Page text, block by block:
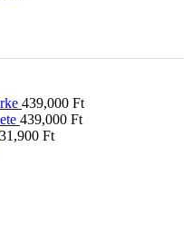
439,000 Ft
439,000 Ft
31,900 Ft